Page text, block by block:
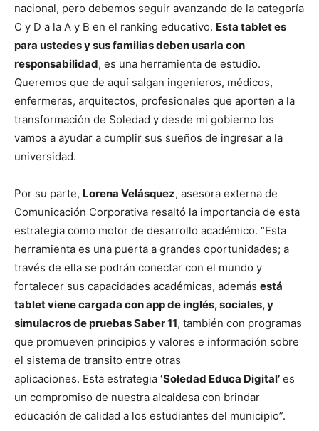
nacional, pero debemos seguir avanzando de la categoría
C y D a la A y B en el ranking educativo. Esta tablet es
para ustedes y sus familias deben usarla con
responsabilidad, es una herramienta de estudio.
Queremos que de aquí salgan ingenieros, médicos,
enfermeras, arquitectos, profesionales que aporten a la
transformación de Soledad y desde mi gobierno los
vamos a ayudar a cumplir sus sueños de ingresar a la
universidad.
Por su parte, Lorena Velásquez, asesora externa de
Comunicación Corporativa resaltó la importancia de esta
estrategia como motor de desarrollo académico. “Esta
herramienta es una puerta a grandes oportunidades; a
través de ella se podrán conectar con el mundo y
fortalecer sus capacidades académicas, además está
tablet viene cargada con app de inglés, sociales, y
simulacros de pruebas Saber 11, también con programas
que promueven principios y valores e información sobre
el sistema de transito entre otras
aplicaciones. Esta estrategia ‘Soledad Educa Digital’ es
un compromiso de nuestra alcaldesa con brindar
educación de calidad a los estudiantes del municipio”.